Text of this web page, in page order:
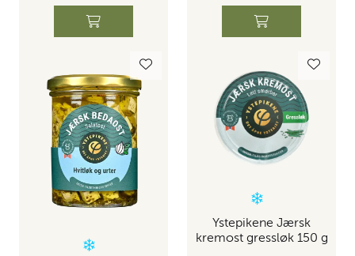
Ystepikene Jærsk
kremost gressløk 150 g